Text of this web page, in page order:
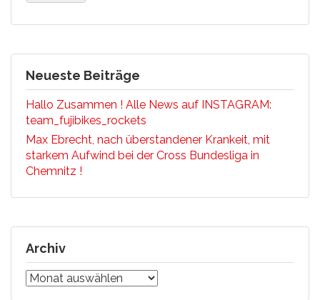
Neueste Beiträge
Hallo Zusammen ! Alle News auf INSTAGRAM:
team_fujibikes_rockets
Max Ebrecht, nach überstandener Krankeit, mit
starkem Aufwind bei der Cross Bundesliga in
Chemnitz !
Archiv
Archiv